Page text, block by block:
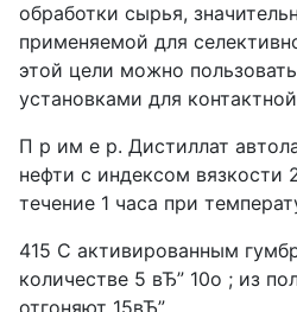
обработки сырья,
применяемой для
этой цели можно
установками для
П р им е р. Дистиллат
нефти с индексом вязкости
течение 1 часа при
415 С активированным
количестве 5 вЂ” 10о ; из